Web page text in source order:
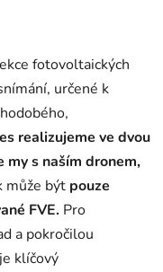
fotovoltaických
určené k
realizujeme ve dvou
my s naším dronem,
může být pouze
FVE. Pro
a pokročilou
klíčový